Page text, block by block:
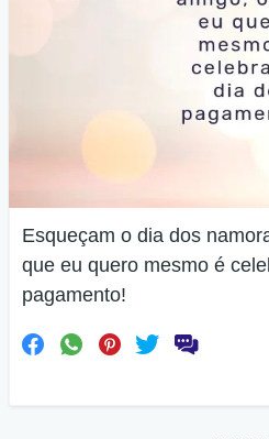
Esqueçam o dia dos
que eu quero mesmo é
pagamento!